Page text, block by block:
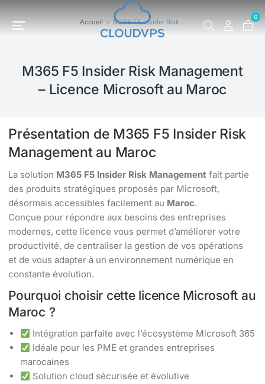
0
Vous êtes ici : Accueil M365 F5 Insider Risk…
M365 F5 Insider Risk Management
– Licence Microsoft au Maroc
Présentation de M365 F5 Insider Risk
Management au Maroc
La solution M365 F5 Insider Risk Management fait partie
des produits stratégiques proposés par Microsoft,
désormais accessibles facilement au Maroc.
Conçue pour répondre aux besoins des entreprises
modernes, cette licence vous permet d’améliorer votre
productivité, de centraliser la gestion de vos opérations
et de vous adapter à un environnement numérique en
constante évolution.
Pourquoi choisir cette licence Microsoft au
Maroc ?
Intégration parfaite avec l’écosystème Microsoft 365
Idéale pour les PME et grandes entreprises
marocaines
Solution cloud sécurisée et évolutive